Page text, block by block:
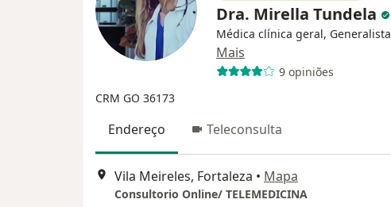
Dra. Mirella Tundela
Médica clínica geral, Generalista
Mais
9 opiniões
CRM GO 36173
Endereço Teleconsulta
Vila Meireles, Fortaleza • Mapa
Consultorio Online/ TELEMEDICINA